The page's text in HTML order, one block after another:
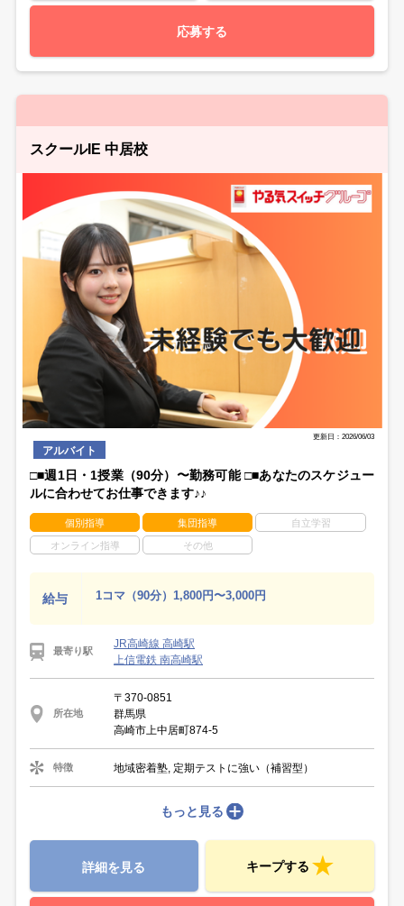
応募する
スクールIE 中居校
更新日：2026/06/03
アルバイト
□■週1日・1授業（90分）〜勤務可能 □■あなたのスケジュー
ルに合わせてお仕事できます♪♪
個別指導 集団指導 自立学習
オンライン指導 その他
給与 1コマ（90分）1,800円〜3,000円
最寄り駅
JR高崎線 高崎駅
上信電鉄 南高崎駅
所在地
〒370-0851
群馬県
高崎市上中居町874-5
特徴 地域密着塾, 定期テストに強い（補習型）
もっと見る
詳細を見る キープする